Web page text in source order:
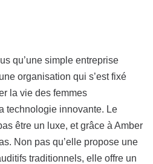
qu’une simple entreprise
organisation qui s’est fixé
la vie des femmes
technologie innovante. Le
être un luxe, et grâce à Amber
Non pas qu’elle propose une
traditionnels, elle offre un